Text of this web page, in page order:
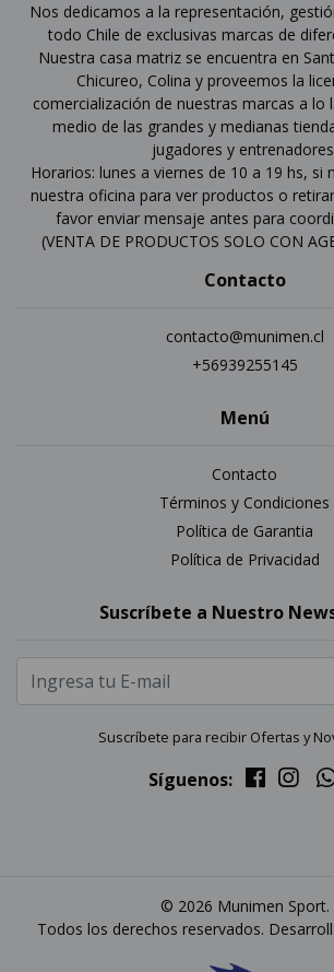
Nos dedicamos a la representación,
todo Chile de exclusivas marcas de
Nuestra casa matriz se encuentra en
Chicureo, Colina y proveemos la
comercialización de nuestras marcas a lo
medio de las grandes y medianas
jugadores y
Horarios: lunes a viernes de 10 a 19 hs, si
nuestra oficina para ver productos o
favor enviar mensaje antes para
(VENTA DE PRODUCTOS SOLO CON
Contacto
contacto@munimen.cl
+56939255145
Menú
Contacto
Términos y Condiciones
Política de Garantia
Política de Privacidad
Suscríbete a Nuestro
Suscríbete para recibir Ofertas y
Síguenos:
© 2026 Munimen Sport.
Todos los derechos reservados.